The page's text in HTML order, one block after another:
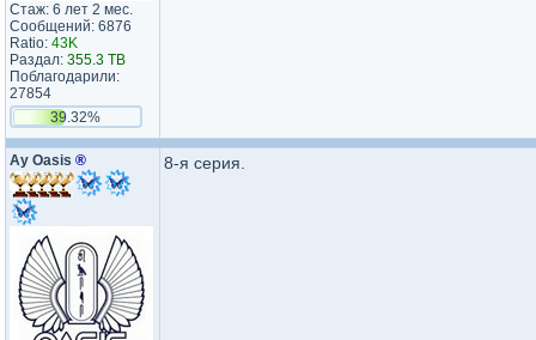
Стаж: 6 лет 2 мес.
Сообщений: 6876
Ratio: 43K
Раздал: 355.3 TB
Поблагодарили:
27854
39.32%
Ay Oasis ® 8-я серия.